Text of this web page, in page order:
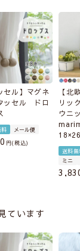
セル】マグネ
ッセル ドロ
料 メール便
税込
【北
リッ
ウニ
送料無
ミニ
ています